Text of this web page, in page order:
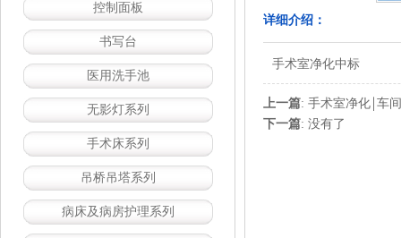
控制面板
书写台
医用洗手池
无影灯系列
手术床系列
吊桥吊塔系列
病床及病房护理系列
详细介绍：
手术室净化中标
上一篇: 手术室净化￨车
下一篇: 没有了